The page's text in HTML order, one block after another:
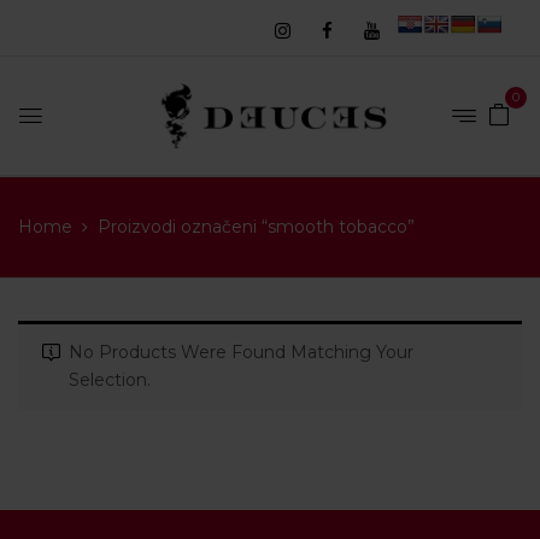
0
Home Proizvodi označeni “smooth tobacco”
No Products Were Found Matching Your
Selection.